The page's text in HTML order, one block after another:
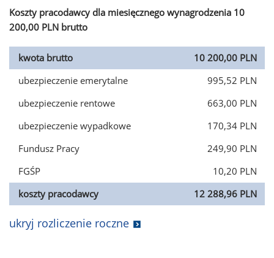
Koszty pracodawcy dla miesięcznego wynagrodzenia 10
200,00 PLN brutto
kwota brutto
10 200,00 PLN
ubezpieczenie emerytalne
995,52 PLN
ubezpieczenie rentowe
663,00 PLN
ubezpieczenie wypadkowe
170,34 PLN
Fundusz Pracy
249,90 PLN
FGŚP
10,20 PLN
koszty pracodawcy
12 288,96 PLN
ukryj rozliczenie roczne